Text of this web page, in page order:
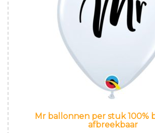
Mr ballonnen per stuk 100%
afbreekbaar